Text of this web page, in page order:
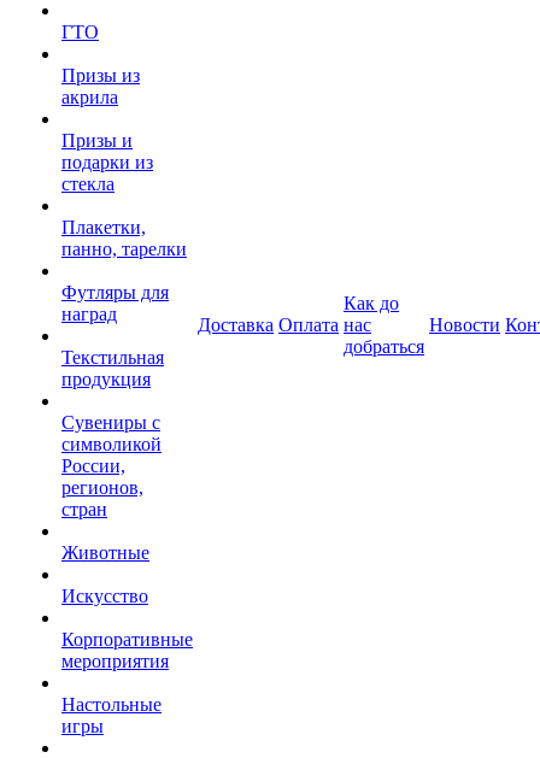
ГТО
Призы из
акрила
Призы и
подарки из
стекла
Плакетки,
панно, тарелки
Футляры для
наград
Текстильная
продукция
Сувениры с
символикой
России,
регионов,
стран
Животные
Искусство
Корпоративные
мероприятия
Настольные
игры
Доставка Оплата
Как до
нас
добраться
Новости